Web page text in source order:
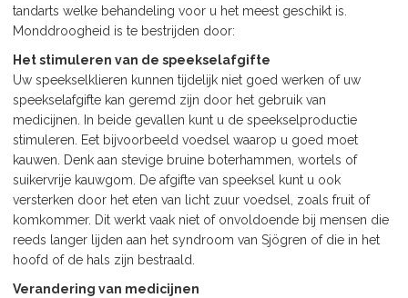
tandarts welke behandeling voor u het meest geschikt is.
Monddroogheid is te bestrijden door:
Het stimuleren van de speekselafgifte
Uw speekselklieren kunnen tijdelijk niet goed werken of uw
speekselafgifte kan geremd zijn door het gebruik van
medicijnen. In beide gevallen kunt u de speekselproductie
stimuleren. Eet bijvoorbeeld voedsel waarop u goed moet
kauwen. Denk aan stevige bruine boterhammen, wortels of
suikervrije kauwgom. De afgifte van speeksel kunt u ook
versterken door het eten van licht zuur voedsel, zoals fruit of
komkommer. Dit werkt vaak niet of onvoldoende bij mensen die
reeds langer lijden aan het syndroom van Sjögren of die in het
hoofd of de hals zijn bestraald.
Verandering van medicijnen